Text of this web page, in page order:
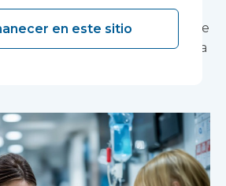
modular acelerará la puesta en
de investigación pionero que
de nuevos tratamientos para
en este sitio